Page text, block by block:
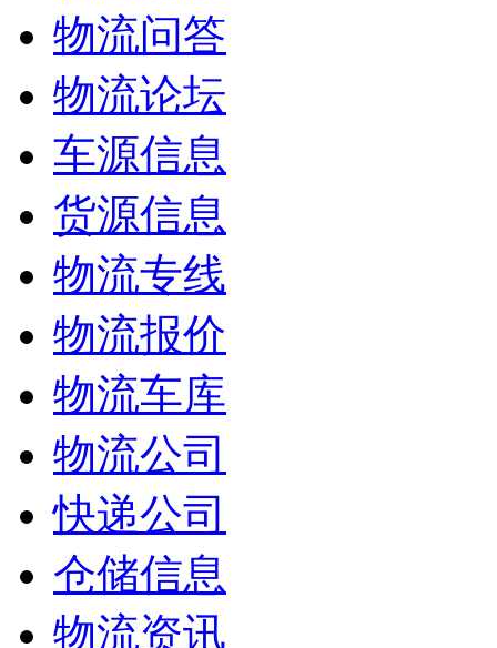
物流问答
物流论坛
车源信息
货源信息
物流专线
物流报价
物流车库
物流公司
快递公司
仓储信息
物流资讯